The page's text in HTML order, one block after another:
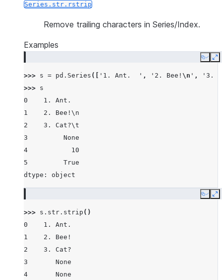
Series.str.rstrip
Remove trailing characters in Series/Index.
Examples
Copy
>>> s = pd . Series ([ '1. Ant.  ' , '2. Bee! \n ' ,
'3.
>>> s
0    1. Ant.
1    2. Bee!\n
2    3. Cat?\t
3         None
4           10
5         True
dtype: object
Copy
>>> s . str . strip ()
0    1. Ant.
1    2. Bee!
2    3. Cat?
3       None
4       None